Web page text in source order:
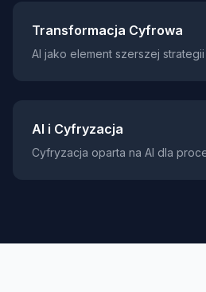
Transformacja Cyfrowa
AI jako element szerszej
AI i Cyfryzacja
Cyfryzacja oparta na AI dla